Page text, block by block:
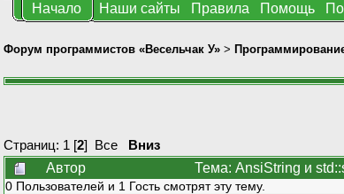
Начало Наши сайты Правила Помощь
Форум программистов «Весельчак У» >
Страниц: 1 [2] Все Вниз
Автор
Тема: AnsiString и
0 Пользователей и 1 Гость смотрят эту тему.